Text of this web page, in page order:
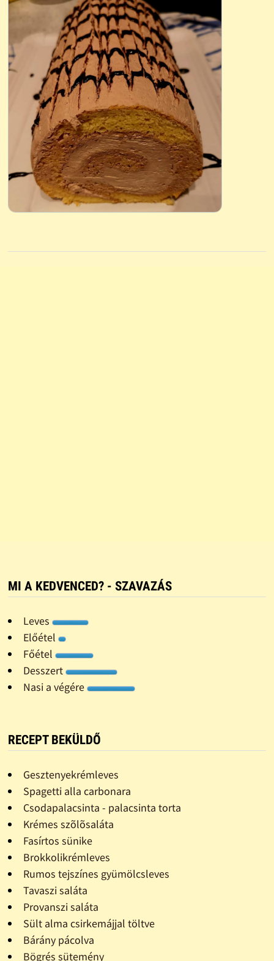
MI A KEDVENCED? - SZAVAZÁS
Leves
Előétel
Főétel
Desszert
Nasi a végére
RECEPT BEKÜLDŐ
Gesztenyekrémleves
Spagetti alla carbonara
Csodapalacsinta - palacsinta torta
Krémes szõlõsaláta
Fasírtos sünike
Brokkolikrémleves
Rumos tejszínes gyümölcsleves
Tavaszi saláta
Provanszi saláta
Sült alma csirkemájjal töltve
Bárány pácolva
Bögrés sütemény